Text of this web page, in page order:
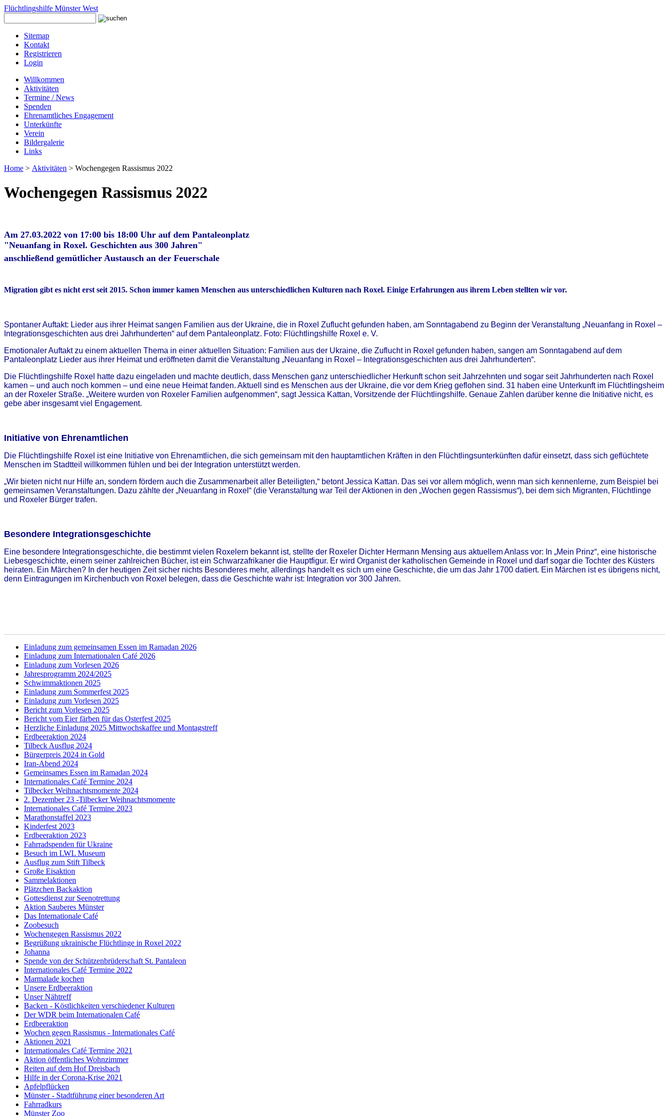
Flüchtlingshilfe Münster West
Sitemap
Kontakt
Registrieren
Login
Willkommen
Aktivitäten
Termine / News
Spenden
Ehrenamtliches Engagement
Unterkünfte
Verein
Bildergalerie
Links
Home > Aktivitäten > Wochengegen Rassismus 2022
Wochengegen Rassismus 2022
Am 27.03.2022 von 17:00 bis 18:00 Uhr auf dem Pantaleonplatz
"Neuanfang in Roxel. Geschichten aus 300 Jahren"
anschließend gemütlicher Austausch an der Feuerschale
Migration gibt es nicht erst seit 2015. Schon immer kamen Menschen aus unterschiedlichen Kulturen nach Roxel. Einige Erfahrungen aus ihrem Leben stellten wir vor.
Spontaner Auftakt: Lieder aus ihrer Heimat sangen Familien aus der Ukraine, die in Roxel Zuflucht gefunden haben, am Sonntagabend zu Beginn der Veranstaltung „Neuanfang in Roxel –
Integrationsgeschichten aus drei Jahrhunderten“ auf dem Pantaleonplatz. Foto: Flüchtlingshilfe Roxel e. V.
Emotionaler Auftakt zu einem aktuellen Thema in einer aktuellen Situation: Familien aus der Ukraine, die Zuflucht in Roxel gefunden haben, sangen am Sonntagabend auf dem
Pantaleonplatz Lieder aus ihrer Heimat und eröffneten damit die Veranstaltung „Neuanfang in Roxel – Inte­grationsgeschichten aus drei Jahrhunderten“.
Die Flüchtlingshilfe Roxel hatte dazu eingeladen und machte deutlich, dass Menschen ganz unterschiedlicher Herkunft schon seit Jahrzehnten und sogar seit Jahrhunderten nach Roxel
kamen – und auch noch kommen – und eine neue Heimat fanden. Aktuell sind es Menschen aus der Ukraine, die vor dem Krieg geflohen sind. 31 haben eine Unterkunft im Flüchtlingsheim
an der Roxeler Straße. „Weitere wurden von Roxeler Familien aufgenommen“, sagt Jessica Kattan, Vorsitzende der Flüchtlingshilfe. Genaue Zahlen darüber kenne die Initiative nicht, es
gebe aber insgesamt viel Engagement.
Initiative von Ehrenamtlichen
Die Flüchtlingshilfe Roxel ist eine Initiative von Ehrenamtlichen, die sich gemeinsam mit den hauptamtlichen Kräften in den Flüchtlingsunterkünften dafür einsetzt, dass sich geflüchtete
Menschen im Stadtteil willkommen fühlen und bei der Integration unterstützt werden.
„Wir bieten nicht nur Hilfe an, sondern fördern auch die Zusammenarbeit aller Beteiligten,“ betont Jessica Kattan. Das sei vor allem möglich, wenn man sich kennenlerne, zum Beispiel bei
gemeinsamen Veranstaltungen. Dazu zählte der „Neuanfang in Roxel“ (die Veranstaltung war Teil der Aktionen in den „Wochen gegen Rassismus“), bei dem sich Migranten, Flüchtlinge
und Roxeler Bürger trafen.
Besondere Integrationsgeschichte
Eine besondere Integrationsgeschichte, die bestimmt vielen Roxelern bekannt ist, stellte der Roxeler Dichter Hermann Mensing aus aktuellem Anlass vor: In „Mein Prinz“, eine historische
Liebesgeschichte, einem seiner zahlreichen Bücher, ist ein Schwarzafrikaner die Hauptfigur. Er wird Organist der katholischen Gemeinde in Roxel und darf sogar die Tochter des Küsters
heiraten. Ein Märchen? In der heutigen Zeit sicher nichts Besonderes mehr, allerdings handelt es sich um eine Geschichte, die um das Jahr 1700 datiert. Ein Märchen ist es übrigens nicht,
denn Eintragungen im Kirchenbuch von Roxel belegen, dass die Geschichte wahr ist: Integration vor 300 Jahren.
Einladung zum gemeinsamen Essen im Ramadan 2026
Einladung zum Internationalen Café 2026
Einladung zum Vorlesen 2026
Jahresprogramm 2024/2025
Schwimmaktionen 2025
Einladung zum Sommerfest 2025
Einladung zum Vorlesen 2025
Bericht zum Vorlesen 2025
Bericht vom Eier färben für das Osterfest 2025
Herzliche Einladung 2025 Mittwochskaffee und Montagstreff
Erdbeeraktion 2024
Tilbeck Ausflug 2024
Bürgerpreis 2024 in Gold
Iran-Abend 2024
Gemeinsames Essen im Ramadan 2024
Internationales Café Termine 2024
Tilbecker Weihnachtsmomente 2024
2. Dezember 23 -Tilbecker Weihnachtsmomente
Internationales Café Termine 2023
Marathonstaffel 2023
Kinderfest 2023
Erdbeeraktion 2023
Fahrradspenden für Ukraine
Besuch im LWL Museum
Ausflug zum Stift Tilbeck
Große Eisaktion
Sammelaktionen
Plätzchen Backaktion
Gottesdienst zur Seenotrettung
Aktion Sauberes Münster
Das Internationale Café
Zoobesuch
Wochengegen Rassismus 2022
Begrüßung ukrainische Flüchtlinge in Roxel 2022
Johanna
Spende von der Schützenbrüderschaft St. Pantaleon
Internationales Café Termine 2022
Marmalade kochen
Unsere Erdbeeraktion
Unser Nähtreff
Backen - Köstlichkeiten verschiedener Kulturen
Der WDR beim Internationalen Café
Erdbeeraktion
Wochen gegen Rassismus - Internationales Café
Aktionen 2021
Internationales Café Termine 2021
Aktion öffentliches Wohnzimmer
Reiten auf dem Hof Dreisbach
Hilfe in der Corona-Krise 2021
Apfelpflücken
Münster - Stadtführung einer besonderen Art
Fahrradkurs
Münster Zoo